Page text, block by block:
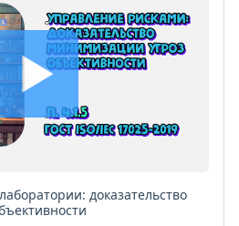
доказательство